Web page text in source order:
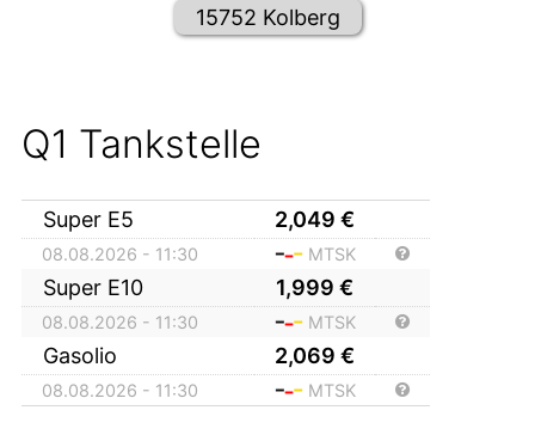
15752 Kolberg
Q1 Tankstelle
Super E5 2,049 €
08.08.2026 - 11:30 MTSK
Super E10 1,999 €
08.08.2026 - 11:30 MTSK
Gasolio 2,069 €
08.08.2026 - 11:30 MTSK